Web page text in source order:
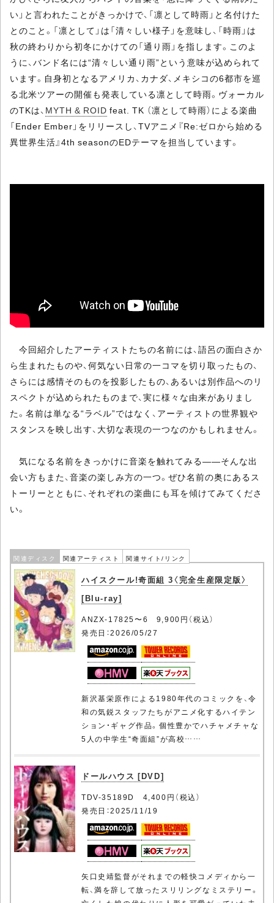
い」と言われたことがきっかけで、「凛として時雨」と名付けた
とのこと。「凛として」は「清々しい様子」を意味し、「時雨」は
秋の終わりから初冬にかけての「通り雨」を指します。このよ
うに、バンド名には“清々しい通り雨”という意味が込められて
います。自身初となるアメリカ、カナダ、メキシコの6都市を巡
る北米ツアーの開催も発表している凛として時雨。ヴォーカル
のTKは、 MYTH & ROID feat. TK （凛として時雨）による楽曲
「Ender Ember」をリリースし、TVアニメ『Re:ゼロから始める
異世界生活』4th seasonのEDテーマを担当しています。
今回紹介したアーティストたちの名前には、語呂の面白さか
ら生まれたものや、何気ない日常の一コマを切り取ったもの、
さらには感情そのものを投影したもの、あるいは別作品へのリ
スペクトが込められたものまで、実に様々な由来がありまし
た。名前は単なる“ラベル”ではなく、アーティストの世界観や
スタンスを映し出す、大切な表現の一つなのかもしれません。
気になる名前をきっかけに音楽を触れてみる――そんな出
会い方もまた、音楽の楽しみ方の一つ。ぜひ名前の奥にあるス
トーリーとともに、それぞれの楽曲にも耳を傾けてみてくださ
い。
関連ディスク 関連アーティスト 関連サイト/リンク
ハイスクール!奇面組 3〈完全生産限定版〉
[Blu-ray]
ANZX-17825〜6 9,900円（税込）
発売日：2026/05/27
新沢基栄原作による1980年代のコミックを、令
和の気鋭スタッフたちがアニメ化するハイテン
ション・ギャグ作品。個性豊かでハチャメチャな
5人の中学生“奇面組”が高校……
ドールハウス [DVD]
TDV-35189D 4,400円（税込）
発売日：2025/11/19
矢口史靖監督がそれまでの軽快コメディから一
転、満を辞して放ったスリリングなミステリー。